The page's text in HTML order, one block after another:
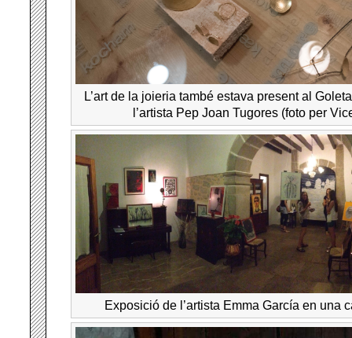
L’art de la joieria també estava present al
l’artista Pep Joan Tugores (foto per
Exposició de l’artista Emma García en una